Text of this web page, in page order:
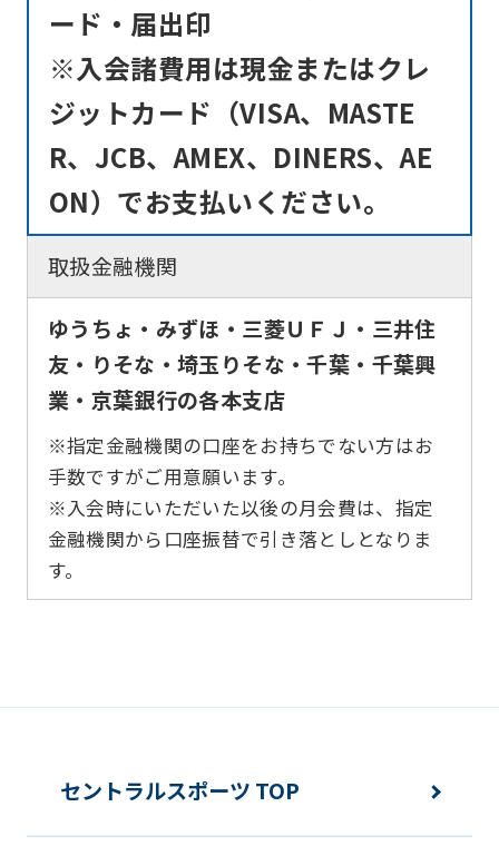
ード・届出印
※入会諸費用は現金またはクレ
ジットカード（VISA、MASTE
R、JCB、AMEX、DINERS、AE
ON）でお支払いください。
取扱金融機関
ゆうちょ・みずほ・三菱ＵＦＪ・三井住
友・りそな・埼玉りそな・千葉・千葉興
業・京葉銀行の各本支店
※指定金融機関の口座をお持ちでない方はお
手数ですがご用意願います。
※入会時にいただいた以後の月会費は、指定
金融機関から口座振替で引き落としとなりま
す。
セントラルスポーツ TOP